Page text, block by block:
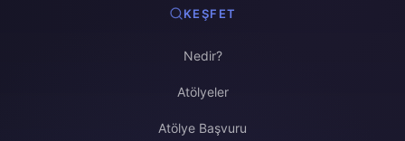
KEŞFET
Nedir?
Atölyeler
Atölye Başvuru